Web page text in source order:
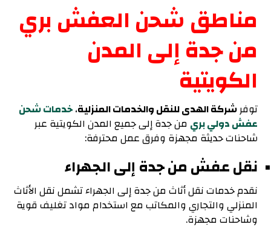
مناطق شحن العفش بري
من جدة إلى المدن
الكويتية
توفرشركة الهدى للنقل والخدمات المنزلية،خدمات شحن
عفش دولي بري من جدة إلى جميع المدن الكويتية عبر
شاحنات حديثة مجهزة وفرق عمل محترفة:
نقل عفش من جدة إلى الجهراء
نقدم خدمات نقل أثاث من جدة إلى الجهراء تشمل نقل الأثاث
المنزلي والتجاري والمكاتب مع استخدام مواد تغليف قوية
وشاحنات مجهزة.